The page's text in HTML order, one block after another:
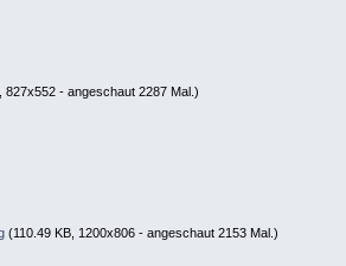
827x552 - angeschaut 2287 Mal.)
(110.49 KB, 1200x806 - angeschaut 2153 Mal.)